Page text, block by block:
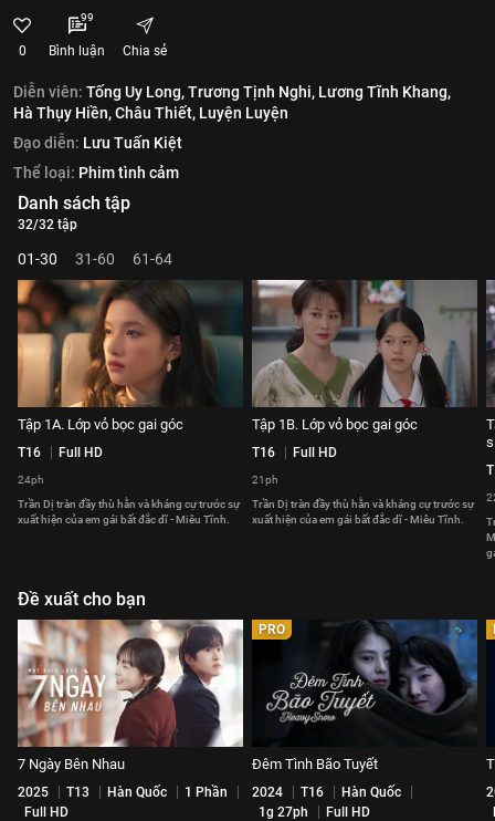
0
99
Bình luận Chia sẻ
Diễn viên: Tống Uy Long,Trương Tịnh Nghi, Lương Tĩnh Khang,
Hà Thụy Hiền,Châu Thiết, Luyện Luyện
Đạo diễn: Lưu Tuấn Kiệt
Thể loại: Phim tình cảm
Danh sách tập
32/32 tập
01-30 31-60 61-64
Tập 1A. Lớp vỏ bọc gai góc
T16 Full HD
24ph
Trần Dị tràn đầy thù hằn và kháng cự trước sự
xuất hiện của em gái bất đắc dĩ - Miêu Tĩnh.
Tập 1B. Lớp vỏ bọc gai góc
T16 Full HD
21ph
Trần Dị tràn đầy thù hằn và kháng cự trước sự
xuất hiện của em gái bất đắc dĩ - Miêu Tĩnh.
Đề xuất cho bạn
7 Ngày Bên Nhau
2025 T13 Hàn Quốc
1 Phần
Full HD
PRO
Đêm Tình Bão Tuyết
2024 T16
Hàn Quốc
1g 27ph
Full HD